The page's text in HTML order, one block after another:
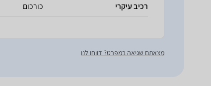
רכיב עיקרי כורכום
מצאתם שגיאה במפרט? דווחו לנו